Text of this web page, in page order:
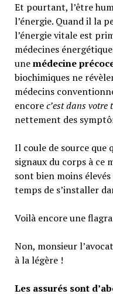
Et pourtant, l’être
l’énergie. Quand il la
l’énergie vitale est
médecines
unemédecine
biochimiques ne
médecins
encorec’est dans votre
nettement des
Il coule de source que
signaux du corps à ce
sont bien moins
temps de s’installer
Voilà encore une
Non, monsieur
à la légère !
Les assurés sont